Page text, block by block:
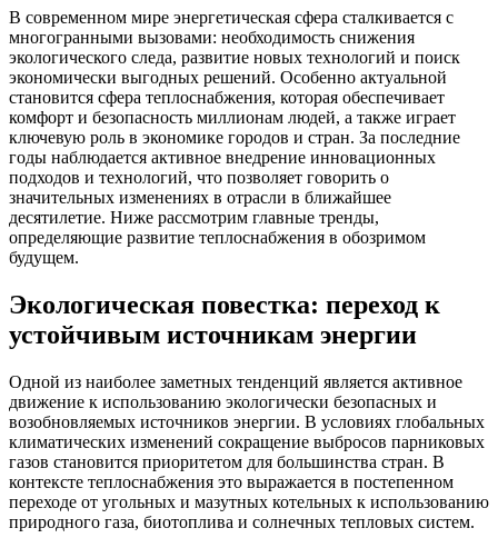
В современном мире энергетическая сфера сталкивается с
многогранными вызовами: необходимость снижения
экологического следа, развитие новых технологий и поиск
экономически выгодных решений. Особенно актуальной
становится сфера теплоснабжения, которая обеспечивает
комфорт и безопасность миллионам людей, а также играет
ключевую роль в экономике городов и стран. За последние
годы наблюдается активное внедрение инновационных
подходов и технологий, что позволяет говорить о
значительных изменениях в отрасли в ближайшее
десятилетие. Ниже рассмотрим главные тренды,
определяющие развитие теплоснабжения в обозримом
будущем.
Экологическая повестка: переход к
устойчивым источникам энергии
Одной из наиболее заметных тенденций является активное
движение к использованию экологически безопасных и
возобновляемых источников энергии. В условиях глобальных
климатических изменений сокращение выбросов парниковых
газов становится приоритетом для большинства стран. В
контексте теплоснабжения это выражается в постепенном
переходе от угольных и мазутных котельных к использованию
природного газа, биотоплива и солнечных тепловых систем.